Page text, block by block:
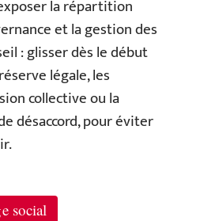
la répartition
et la gestion des
: glisser dès le début
légale, les
collective ou la
désaccord, pour éviter
social